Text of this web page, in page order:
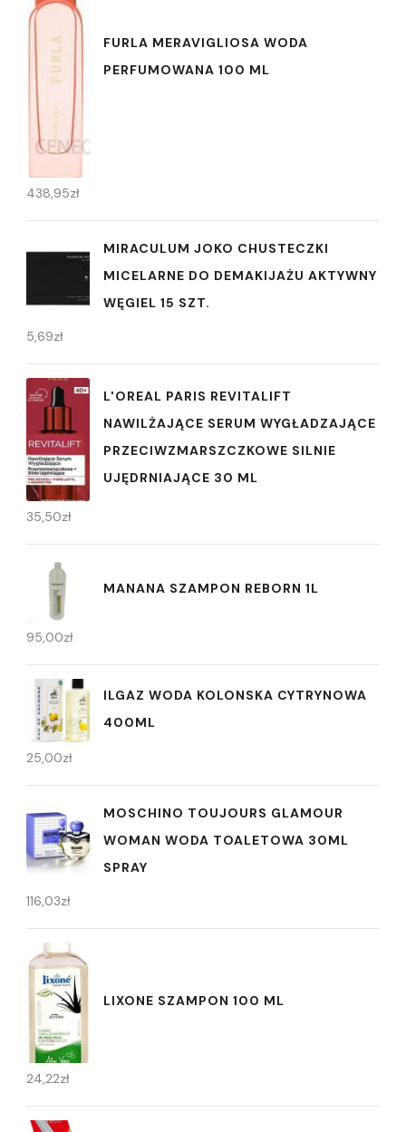
FURLA MERAVIGLIOSA WODA
PERFUMOWANA 100 ML
438,95zł
MIRACULUM JOKO CHUSTECZKI
MICELARNE DO DEMAKIJAŻU AKTYWNY
WĘGIEL 15 SZT.
5,69zł
L'OREAL PARIS REVITALIFT
NAWILŻAJĄCE SERUM WYGŁADZAJĄCE
PRZECIWZMARSZCZKOWE SILNIE
UJĘDRNIAJĄCE 30 ML
35,50zł
MANANA SZAMPON REBORN 1L
95,00zł
ILGAZ WODA KOLONSKA CYTRYNOWA
400ML
25,00zł
MOSCHINO TOUJOURS GLAMOUR
WOMAN WODA TOALETOWA 30ML
SPRAY
116,03zł
LIXONE SZAMPON 100 ML
24,22zł